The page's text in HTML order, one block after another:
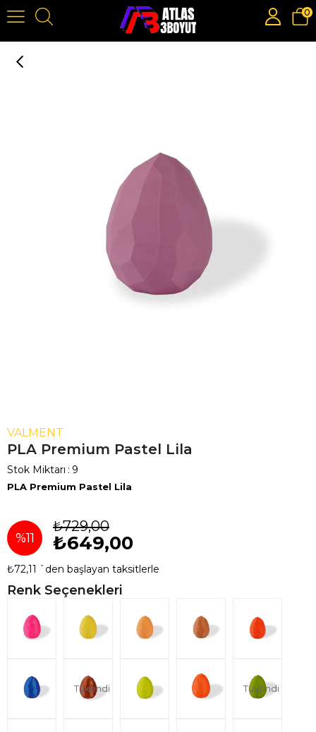
0
PLA Premium Pastel Lila
VALMENT
PLA Premium Pastel Lila
Stok Miktarı : 9
PLA Premium Pastel Lila
%11
İndirim
₺729,00
₺649,00
₺72,11 `den başlayan taksitlerle
Renk Seçenekleri
Tükendi Tükendi